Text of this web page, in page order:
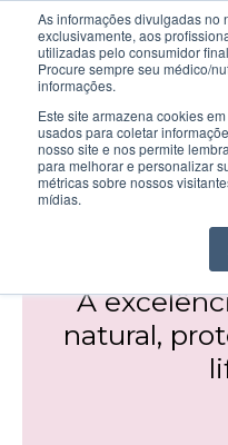
As informações divulgadas no
exclusivamente, aos
utilizadas pelo consumidor
Procure sempre seu médico/
informações.
Este site armazena cookies
usados para coletar
nosso site e nos permite
para melhorar e personalizar
métricas sobre nossos
mídias.
A
natural,